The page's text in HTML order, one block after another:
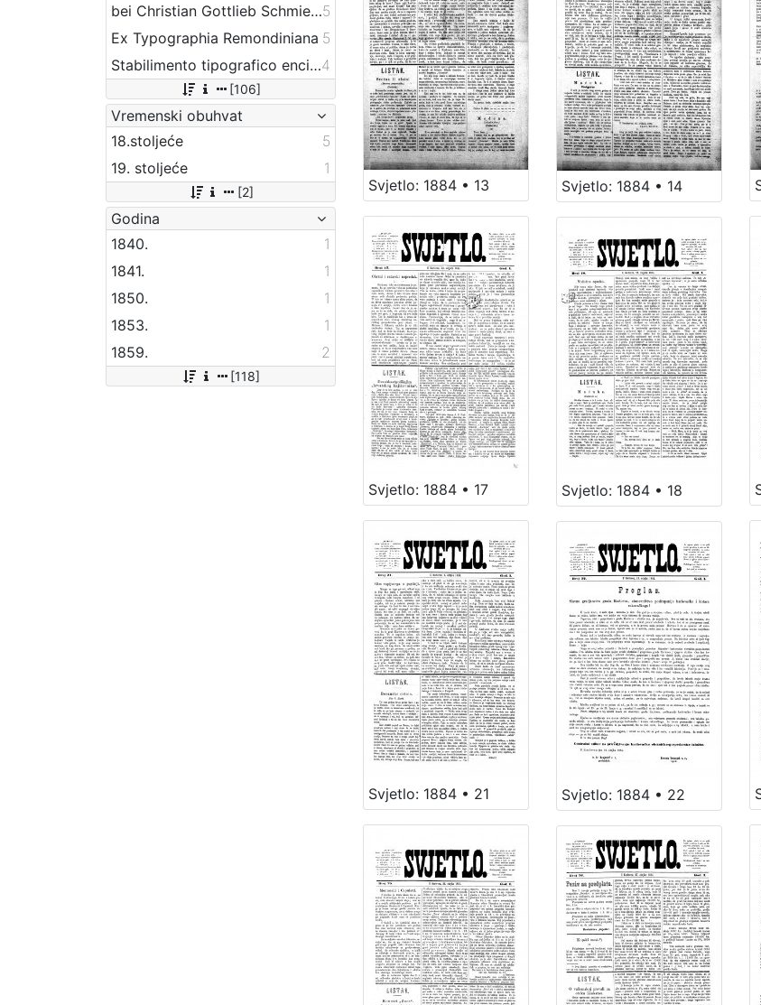
bei Christian Gottlieb Schmieder5
Ex Typographia Remondiniana 5
Stabilimento tipografico enciclopedico di Girolamo Tasso4
[106]
Vremenski obuhvat
18.stoljeće
5
19. stoljeće
1
[2]
Godina
1840.
1
1841.
1
1850.
1
1853.
1
1859.
2
[118]
Svjetlo: 1884 • 13 Svjetlo: 1884 • 14
Svjetlo: 1884 • 17 Svjetlo: 1884 • 18
Svjetlo: 1884 • 21 Svjetlo: 1884 • 22